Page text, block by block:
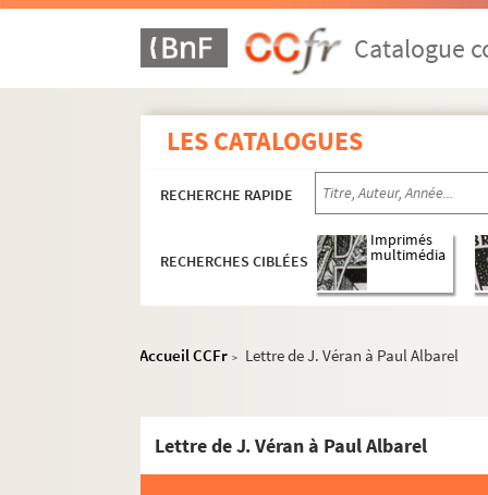
Catalogue
LES CATALOGUES
RECHERCHE RAPIDE
RECHERCHES CIBLÉES
Imprimés
multimédia
Accueil CCFr > Lettre de J. Véran à Paul Albarel
Lettre de J. Véran à Paul Albarel